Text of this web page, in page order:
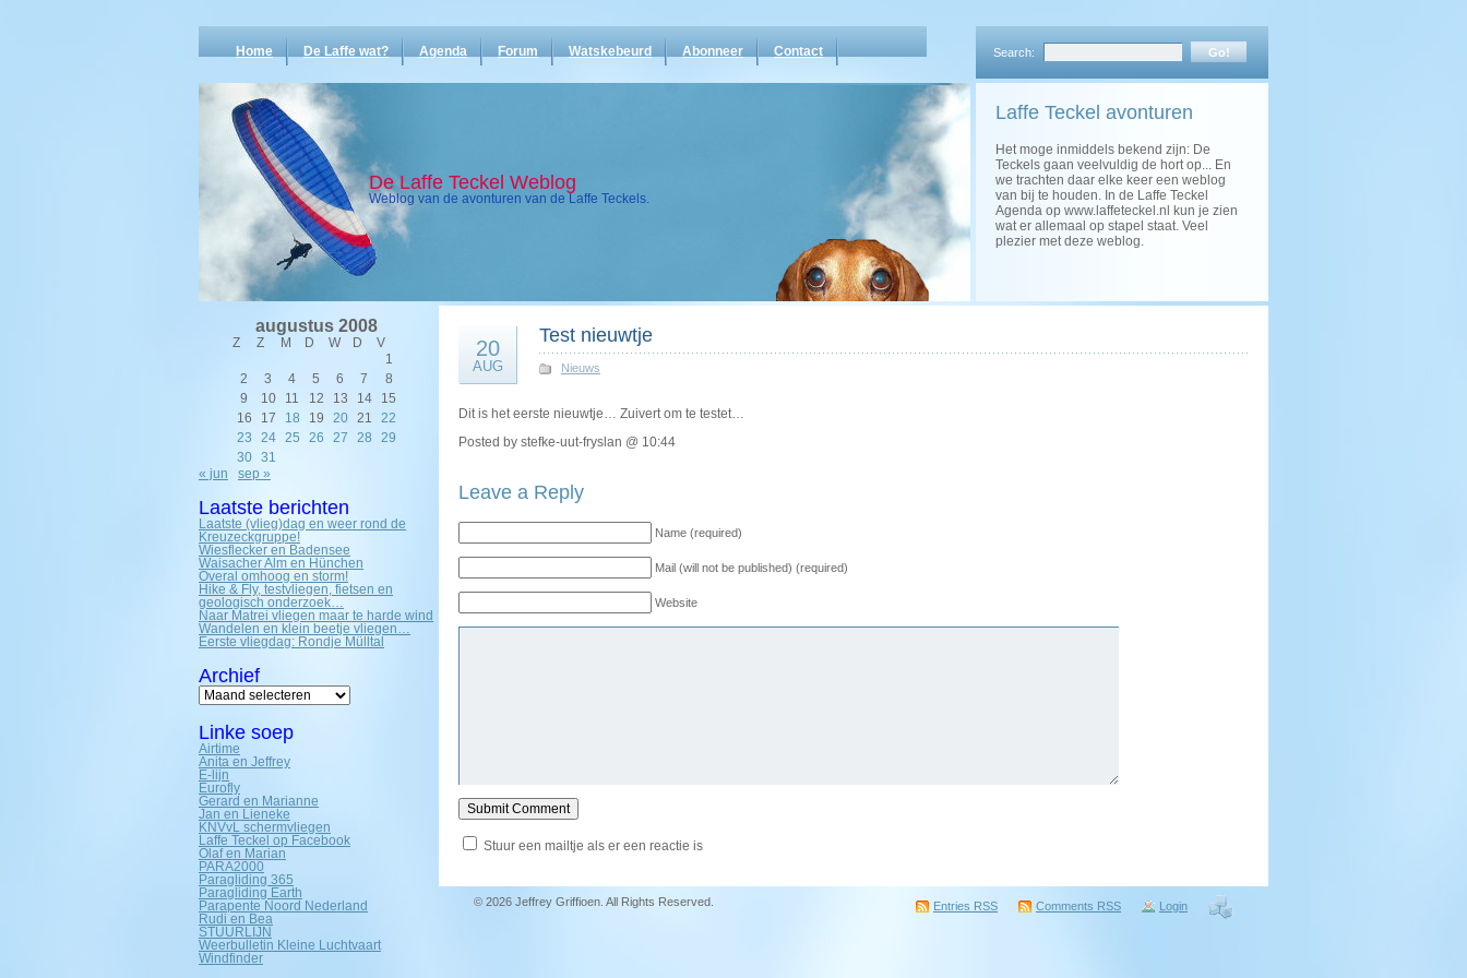
Home De Laffe wat? Agenda Forum Watskebeurd Abonneer Contact Search:
De Laffe Teckel Weblog
Weblog van de avonturen van de Laffe Teckels.
Laffe Teckel avonturen
Het moge inmiddels bekend zijn: De
Teckels gaan veelvuldig de hort op... En
we trachten daar elke keer een weblog
van bij te houden. In de Laffe Teckel
Agenda op www.laffeteckel.nl kun je zien
wat er allemaal op stapel staat. Veel
plezier met deze weblog.
augustus 2008
Z Z M D W D
V
1
2
3 4 5 6 7
8
9
10 11 12 13 14
15
16
17 18 19 20 21
22
23
24 25 26 27 28
29
30
31
« jun
sep »
Laatste berichten
Laatste (vlieg)dag en weer rond de
Kreuzeckgruppe!
Wiesflecker en Badensee
Waisacher Alm en Hünchen
Overal omhoog en storm!
Hike & Fly, testvliegen, fietsen en
geologisch onderzoek…
Naar Matrei vliegen maar te harde wind
Wandelen en klein beetje vliegen…
Eerste vliegdag: Rondje Mülltal
Archief
Archief
Linke soep
Airtime
Anita en Jeffrey
E-lijn
Eurofly
Gerard en Marianne
Jan en Lieneke
KNVvL schermvliegen
Laffe Teckel op Facebook
Olaf en Marian
PARA2000
Paragliding 365
Paragliding Earth
Parapente Noord Nederland
Rudi en Bea
STUURLIJN
Weerbulletin Kleine Luchtvaart
Windfinder
20
AUG
Test nieuwtje
Nieuws
Dit is het eerste nieuwtje… Zuivert om te testet…
Posted by stefke-uut-fryslan @ 10:44
Leave a Reply
Name (required)
Mail (will not be published) (required)
Website
Stuur een mailtje als er een reactie is
© 2026 Jeffrey Griffioen. All Rights Reserved. Entries RSS Comments RSS Login